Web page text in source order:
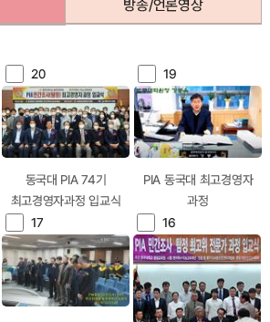
방송/언론영상
20
동국대 PIA 74기
최고경영자과정 입교식
19
PIA 동국대 최고경영자
과정
17 16